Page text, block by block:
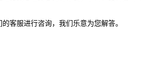
客服进行咨询，我们乐意为您解答。